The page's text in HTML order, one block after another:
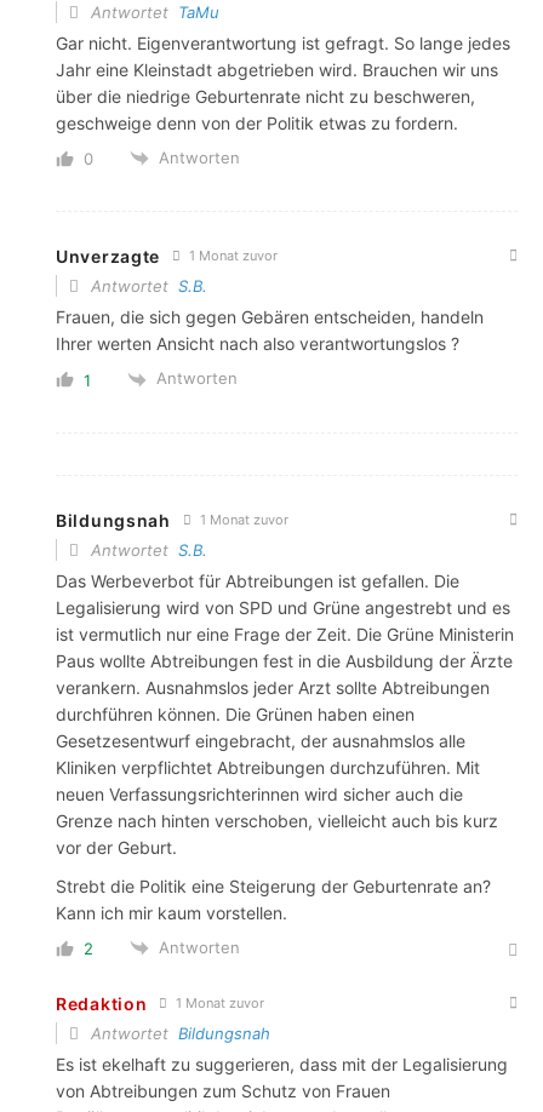
Antwortet TaMu
Gar nicht. Eigenverantwortung ist gefragt. So lange jedes
Jahr eine Kleinstadt abgetrieben wird. Brauchen wir uns
über die niedrige Geburtenrate nicht zu beschweren,
geschweige denn von der Politik etwas zu fordern.
0 Antworten
Unverzagte 1 Monat zuvor
Antwortet S.B.
Frauen, die sich gegen Gebären entscheiden, handeln
Ihrer werten Ansicht nach also verantwortungslos ?
1 Antworten
Bildungsnah 1 Monat zuvor
Antwortet S.B.
Das Werbeverbot für Abtreibungen ist gefallen. Die
Legalisierung wird von SPD und Grüne angestrebt und es
ist vermutlich nur eine Frage der Zeit. Die Grüne Ministerin
Paus wollte Abtreibungen fest in die Ausbildung der Ärzte
verankern. Ausnahmslos jeder Arzt sollte Abtreibungen
durchführen können. Die Grünen haben einen
Gesetzesentwurf eingebracht, der ausnahmslos alle
Kliniken verpflichtet Abtreibungen durchzuführen. Mit
neuen Verfassungsrichterinnen wird sicher auch die
Grenze nach hinten verschoben, vielleicht auch bis kurz
vor der Geburt.
Strebt die Politik eine Steigerung der Geburtenrate an?
Kann ich mir kaum vorstellen.
2 Antworten
Redaktion 1 Monat zuvor
Antwortet Bildungsnah
Es ist ekelhaft zu suggerieren, dass mit der Legalisierung
von Abtreibungen zum Schutz von Frauen